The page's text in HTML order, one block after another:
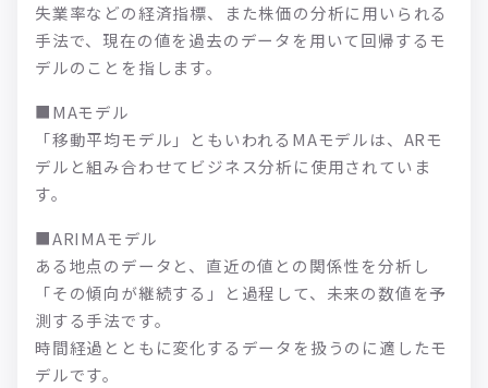
失業率などの経済指標、また株価の分析に用いられる
手法で、現在の値を過去のデータを用いて回帰するモ
デルのことを指します。
■MAモデル
「移動平均モデル」ともいわれるMAモデルは、ARモ
デルと組み合わせてビジネス分析に使用されていま
す。
■ARIMAモデル
ある地点のデータと、直近の値との関係性を分析し
「その傾向が継続する」と過程して、未来の数値を予
測する手法です。
時間経過とともに変化するデータを扱うのに適したモ
デルです。